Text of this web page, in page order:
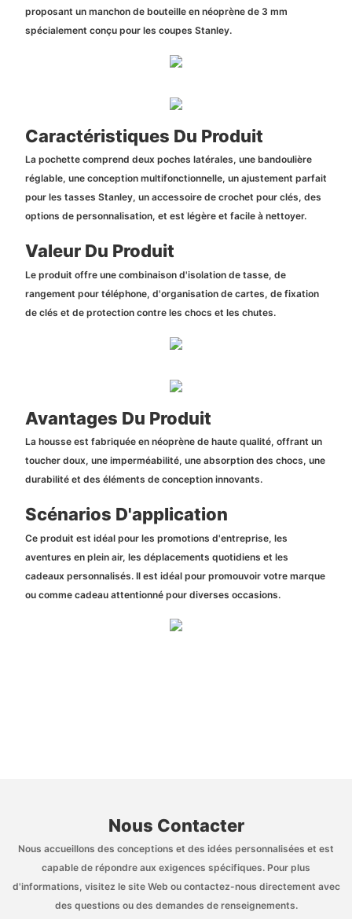
proposant un manchon de bouteille en néoprène de 3 mm
spécialement conçu pour les coupes Stanley.
Caractéristiques Du Produit
La pochette comprend deux poches latérales, une bandoulière
réglable, une conception multifonctionnelle, un ajustement parfait
pour les tasses Stanley, un accessoire de crochet pour clés, des
options de personnalisation, et est légère et facile à nettoyer.
Valeur Du Produit
Le produit offre une combinaison d'isolation de tasse, de
rangement pour téléphone, d'organisation de cartes, de fixation
de clés et de protection contre les chocs et les chutes.
Avantages Du Produit
La housse est fabriquée en néoprène de haute qualité, offrant un
toucher doux, une imperméabilité, une absorption des chocs, une
durabilité et des éléments de conception innovants.
Scénarios D'application
Ce produit est idéal pour les promotions d'entreprise, les
aventures en plein air, les déplacements quotidiens et les
cadeaux personnalisés. Il est idéal pour promouvoir votre marque
ou comme cadeau attentionné pour diverses occasions.
Nous Contacter
Nous accueillons des conceptions et des idées personnalisées et est
capable de répondre aux exigences spécifiques. Pour plus
d'informations, visitez le site Web ou contactez-nous directement avec
des questions ou des demandes de renseignements.